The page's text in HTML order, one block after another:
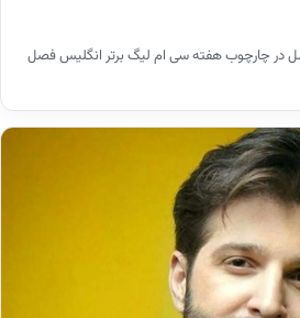
در چارچوب هفته سی ام لیگ برتر انگلیس فصل